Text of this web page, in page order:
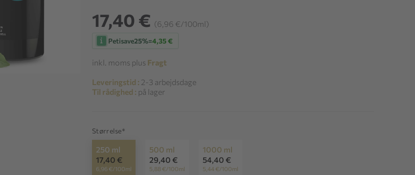
17,40 € (6,96 €/100ml)
Petisave25%=4,35 €
inkl. moms plus Fragt
Leveringstid : 2-3 arbejdsdage
Til rådighed : på lager
Størrelse*
250 ml
17,40 €
6,96 €/100ml
500 ml
29,40 €
5,88 €/100ml
1000 ml
54,40 €
5,44 €/100ml